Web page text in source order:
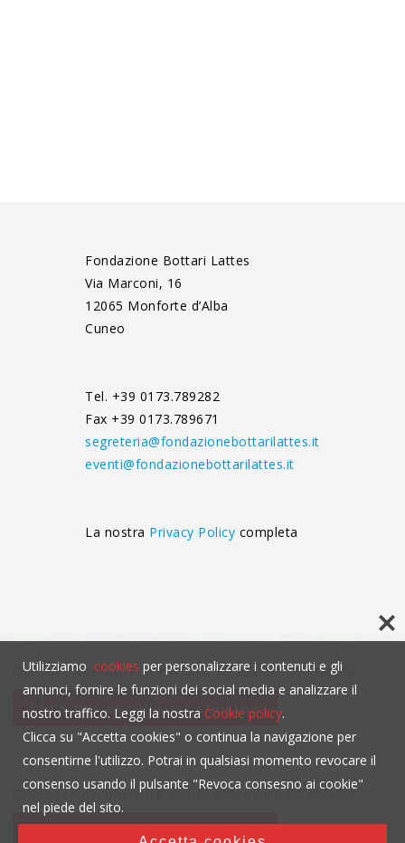
Fondazione Bottari Lattes
Via Marconi, 16
12065 Monforte d’Alba
Cuneo
Tel. +39 0173.789282
Fax +39 0173.789671
segreteria@fondazionebottarilattes.it
eventi@fondazionebottarilattes.it
La nostra Privacy Policy completa
Questo contenuto non è visibile senza l'uso dei cookies.
click per accettare i cookies
Questo contenuto non è visibile senza l'uso dei cookies.
Utilizziamo cookies per personalizzare i contenuti e gli
annunci, fornire le funzioni dei social media e analizzare il
nostro traffico. Leggi la nostra Cookie policy.
Clicca su "Accetta cookies" o continua la navigazione per
consentirne l'utilizzo. Potrai in qualsiasi momento revocare il
consenso usando il pulsante "Revoca consesno ai cookie"
nel piede del sito.